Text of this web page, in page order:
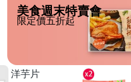
美食週末特賣會
限定價五折起
洋芋片